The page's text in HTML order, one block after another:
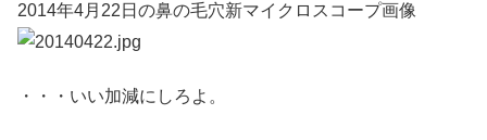
2014年4月22日の鼻の毛穴新マイクロスコープ画像
・・・いい加減にしろよ。